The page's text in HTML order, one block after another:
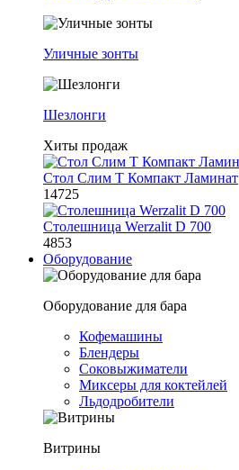
Уличные зонты
Шезлонги
Хиты продаж
Стол Слим Т Компакт Ламинат
14725
Столешница Werzalit D 700
4853
Оборудование
Оборудование для бара
Кофемашины
Блендеры
Соковыжиматели
Миксеры для коктейлей
Льдодробители
Витрины